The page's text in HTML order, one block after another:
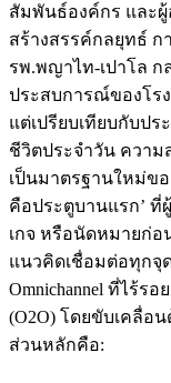
สัมพันธ์องค์กร และ
สร้างสรรค์กลยุทธ์ ก
รพ.พญาไท-เปาโล ก
ประสบการณ์ของโร
แต่เปรียบเทียบกับป
ชีวิตประจำวัน ความ
เป็นมาตรฐานใหม่ขอ
คือประตูบานแรก’ ที่
เกจ หรือนัดหมายก่อ
แนวคิดเชื่อมต่อทุกจุด
Omnichannel ที่ไร้ร
(O2O) โดยขับเคลื่อน
ส่วนหลักคือ: